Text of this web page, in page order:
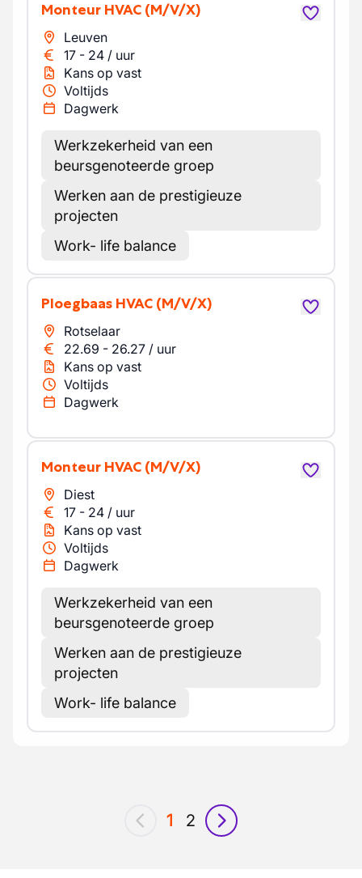
Monteur HVAC (M/V/X)
Leuven
17 - 24 / uur
Kans op vast
Voltijds
Dagwerk
Werkzekerheid van een
beursgenoteerde groep
Werken aan de prestigieuze
projecten
Work- life balance
Ploegbaas HVAC (M/V/X)
Rotselaar
22.69 - 26.27 / uur
Kans op vast
Voltijds
Dagwerk
Monteur HVAC (M/V/X)
Diest
17 - 24 / uur
Kans op vast
Voltijds
Dagwerk
Werkzekerheid van een
beursgenoteerde groep
Werken aan de prestigieuze
projecten
Work- life balance
vorig
1 2
volgende